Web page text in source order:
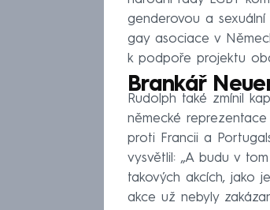
genderovou a
gay asociace v
k podpoře projektu
Brankář
Rudolph také zmínil
německé
proti Francii a
vysvětlil: „A budu v
takových akcích, jako
akce už nebyly